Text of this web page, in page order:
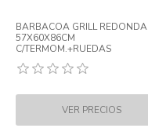
BARBACOA GRILL REDONDA
57X60X86CM
C/TERMOM.+RUEDAS